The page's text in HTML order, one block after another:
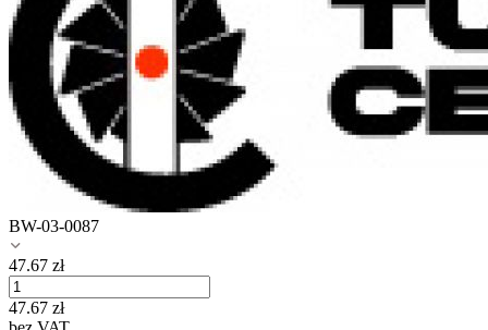
BW-03-0087
47.67 zł
47.67 zł